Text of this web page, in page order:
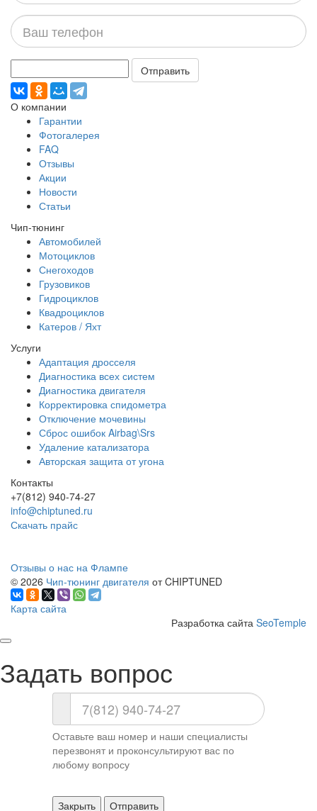
Ваш
телефон
Отправить
О компании
Гарантии
Фотогалерея
FAQ
Отзывы
Акции
Новости
Статьи
Чип-тюнинг
Автомобилей
Мотоциклов
Снегоходов
Грузовиков
Гидроциклов
Квадроциклов
Катеров / Яхт
Услуги
Адаптация дросселя
Диагностика всех систем
Диагностика двигателя
Корректировка спидометра
Отключение мочевины
Сброс ошибок Airbag\Srs
Удаление катализатора
Авторская защита от угона
Контакты
+7(812) 940-74-27
info@chiptuned.ru
Скачать прайс
Отзывы о нас на Флампе
© 2026 Чип-тюнинг двигателя от CHIPTUNED
Карта сайта
Разработка сайта SeoTemple
Задать вопрос
Оставьте ваш номер и наши специалисты
перезвонят и проконсультируют вас по
любому вопросу
Закрыть Отправить